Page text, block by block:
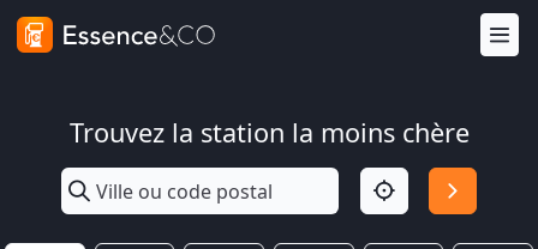
Trouvez la station la moins chère